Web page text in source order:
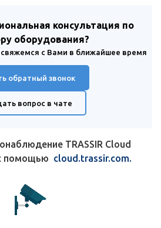
консультация по
оборудования?
свяжемся с Вами в ближайшее время
обратный звонок
вопрос в чате
TRASSIR Cloud
помощью cloud.trassir.com.